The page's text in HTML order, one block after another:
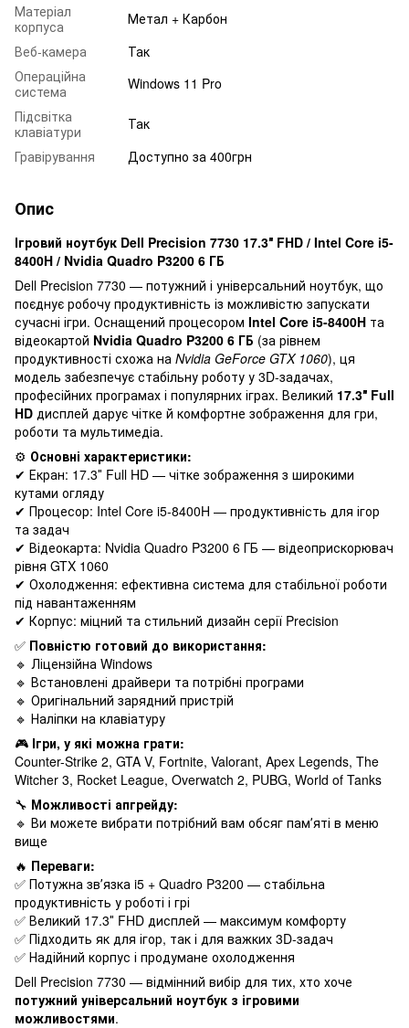
Матеріал
корпуса
Метал + Карбон
Веб-камера
Так
Операційна
система
Windows 11 Pro
Підсвітка
клавіатури
Так
Гравірування
Доступно за 400грн
Опис
Ігровий ноутбук Dell Precision 7730 17.3″ FHD / Intel Core i5-
8400H / Nvidia Quadro P3200 6 ГБ
Dell Precision 7730 — потужний і універсальний ноутбук, що
поєднує робочу продуктивність із можливістю запускати
сучасні ігри. Оснащений процесором Intel Core i5-8400H та
відеокартой Nvidia Quadro P3200 6 ГБ (за рівнем
продуктивності схожа на Nvidia GeForce GTX 1060), ця
модель забезпечує стабільну роботу у 3D-задачах,
професійних програмах і популярних іграх. Великий 17.3″ Full
HD дисплей дарує чітке й комфортне зображення для гри,
роботи та мультимедіа.
⚙️ Основні характеристики:
✔ Екран: 17.3″ Full HD — чітке зображення з широкими
кутами огляду
✔ Процесор: Intel Core i5-8400H — продуктивність для ігор
та задач
✔ Відеокарта: Nvidia Quadro P3200 6 ГБ — відеоприскорювач
рівня GTX 1060
✔ Охолодження: ефективна система для стабільної роботи
під навантаженням
✔ Корпус: міцний та стильний дизайн серії Precision
✅ Повністю готовий до використання:
🔹 Ліцензійна Windows
🔹 Встановлені драйвери та потрібні програми
🔹 Оригінальний зарядний пристрій
🔹 Наліпки на клавіатуру
🎮 Ігри, у які можна грати:
Counter-Strike 2, GTA V, Fortnite, Valorant, Apex Legends, The
Witcher 3, Rocket League, Overwatch 2, PUBG, World of Tanks
🔧 Можливості апгрейду:
🔹 Ви можете вибрати потрібний вам обсяг памʼяті в меню
вище
🔥 Переваги:
✅ Потужна звʼязка i5 + Quadro P3200 — стабільна
продуктивність у роботі і грі
✅ Великий 17.3″ FHD дисплей — максимум комфорту
✅ Підходить як для ігор, так і для важких 3D-задач
✅ Надійний корпус і продумане охолодження
Dell Precision 7730 — відмінний вибір для тих, хто хоче
потужний універсальний ноутбук з ігровими
можливостями.